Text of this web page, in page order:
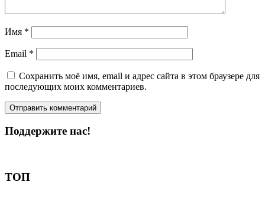
Имя *
Email *
Сохранить моё имя, email и адрес сайта в этом браузере для
последующих моих комментариев.
Поддержите нас!
ТОП